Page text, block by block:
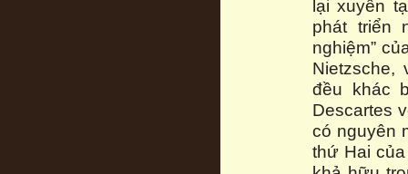
lại xuyên
phát triển
nghiệm”
Nietzsche,
đều khác
Descartes
có nguyên
thứ Hai